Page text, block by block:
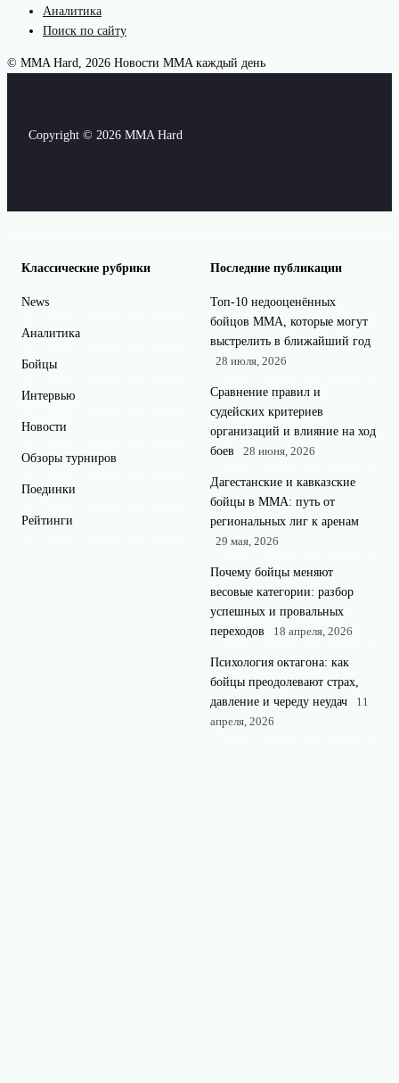
Аналитика
Поиск по сайту
© MMA Hard, 2026 Новости MMA каждый день
Copyright © 2026 MMA Hard
Классические рубрики
News
Аналитика
Бойцы
Интервью
Новости
Обзоры турниров
Поединки
Рейтинги
Последние публикации
Топ-10 недооценённых
бойцов ММА, которые могут
выстрелить в ближайший год
28 июля, 2026
Сравнение правил и
судейских критериев
организаций и влияние на ход
боев
28 июня, 2026
Дагестанские и кавказские
бойцы в ММА: путь от
региональных лиг к аренам
29 мая, 2026
Почему бойцы меняют
весовые категории: разбор
успешных и провальных
переходов
18 апреля, 2026
Психология октагона: как
бойцы преодолевают страх,
давление и череду неудач
11
апреля, 2026